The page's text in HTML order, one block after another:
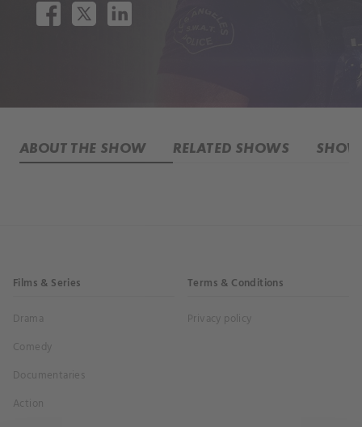
ABOUT THE SHOW RELATED SHOWS
Films & Series
Drama
Comedy
Documentaries
Action
Terms & Conditions
Privacy policy